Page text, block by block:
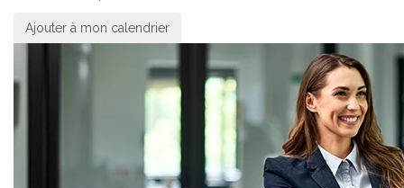
Ajouter à mon calendrier